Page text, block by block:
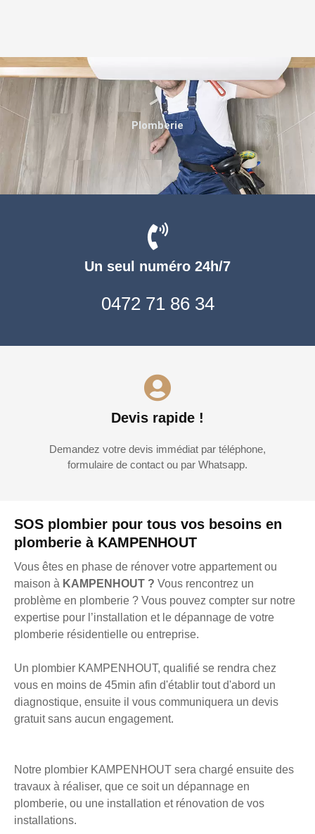
SOS plombier pour tous vos besoins en
plomberie à KAMPENHOUT
Vous êtes en phase de rénover votre appartement ou
maison à KAMPENHOUT ? Vous rencontrez un
problème en plomberie ? Vous pouvez compter sur notre
expertise pour l’installation et le dépannage de votre
plomberie résidentielle ou entreprise.
Un plombier KAMPENHOUT, qualifié se rendra chez
vous en moins de 45min afin d'établir tout d'abord un
diagnostique, ensuite il vous communiquera un devis
gratuit sans aucun engagement.
Notre plombier KAMPENHOUT sera chargé ensuite des
travaux à réaliser, que ce soit un dépannage en
plomberie, ou une installation et rénovation de vos
installations.
Un seul numéro 24h/7
0472 71 86 34
Devis rapide !
Demandez votre devis immédiat par téléphone,
formulaire de contact ou par Whatsapp.
Plomberie